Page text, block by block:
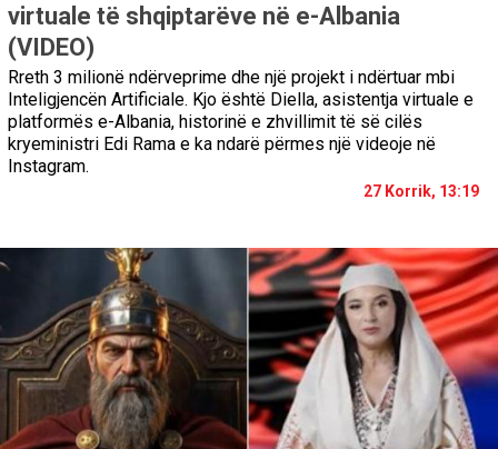
virtuale të shqiptarëve në e-Albania
(VIDEO)
Rreth 3 milionë ndërveprime dhe një projekt i ndërtuar mbi
Inteligjencën Artificiale. Kjo është Diella, asistentja virtuale e
platformës e-Albania, historinë e zhvillimit të së cilës
kryeministri Edi Rama e ka ndarë përmes një videoje në
Instagram.
27 Korrik, 13:19